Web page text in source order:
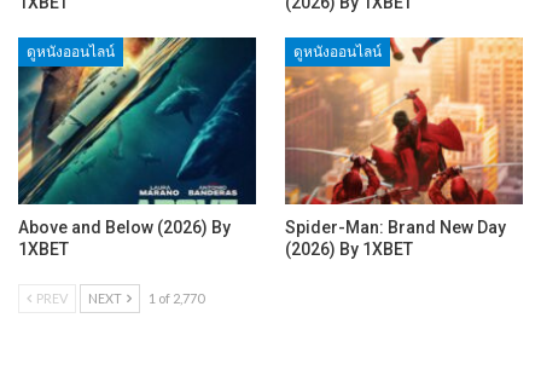
ดูหนังออนไลน์
Above and Below (2026) By
1XBET
ดูหนังออนไลน์
Spider-Man: Brand New Day
(2026) By 1XBET
PREV NEXT 1 of 2,770